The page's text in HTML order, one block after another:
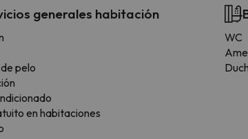
generales habitación
pelo
en habitaciones
WC